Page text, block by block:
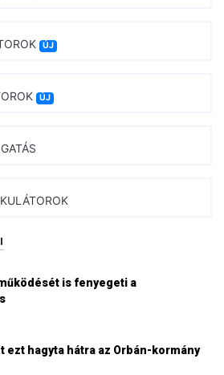
ÚJ
ÚJ
is fenyegeti a
ezt hagyta hátra az Orbán-kormány